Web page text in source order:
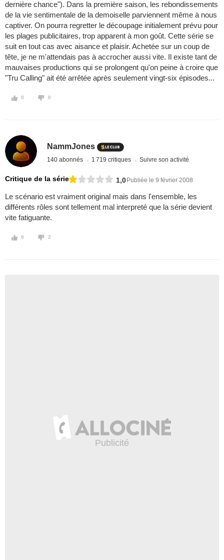
dernière chance"). Dans la première saison, les rebondissements
de la vie sentimentale de la demoiselle parviennent même à nous
captiver. On pourra regretter le découpage initialement prévu pour
les plages publicitaires, trop apparent à mon goût. Cette série se
suit en tout cas avec aisance et plaisir. Achetée sur un coup de
tête, je ne m'attendais pas à accrocher aussi vite. Il existe tant de
mauvaises productions qui se prolongent qu'on peine à croire que
"Tru Calling" ait été arrêtée après seulement vingt-six épisodes...
0 0
NammJones
140 abonnés 1 719 critiques Suivre son activité
Critique de la série 1,0Publiée le 9 février 2008
Le scénario est vraiment original mais dans l'ensemble, les
différents rôles sont tellement mal interpreté que la série devient
vite fatiguante.
0 2